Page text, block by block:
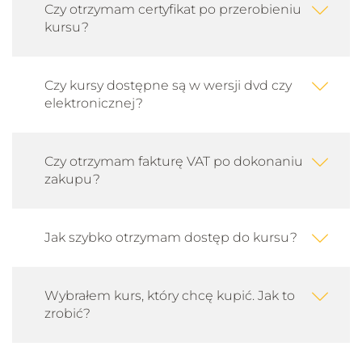
Czy otrzymam certyfikat po przerobieniu
kursu?
Czy kursy dostępne są w wersji dvd czy
elektronicznej?
Czy otrzymam fakturę VAT po dokonaniu
zakupu?
Jak szybko otrzymam dostęp do kursu?
Wybrałem kurs, który chcę kupić. Jak to
zrobić?